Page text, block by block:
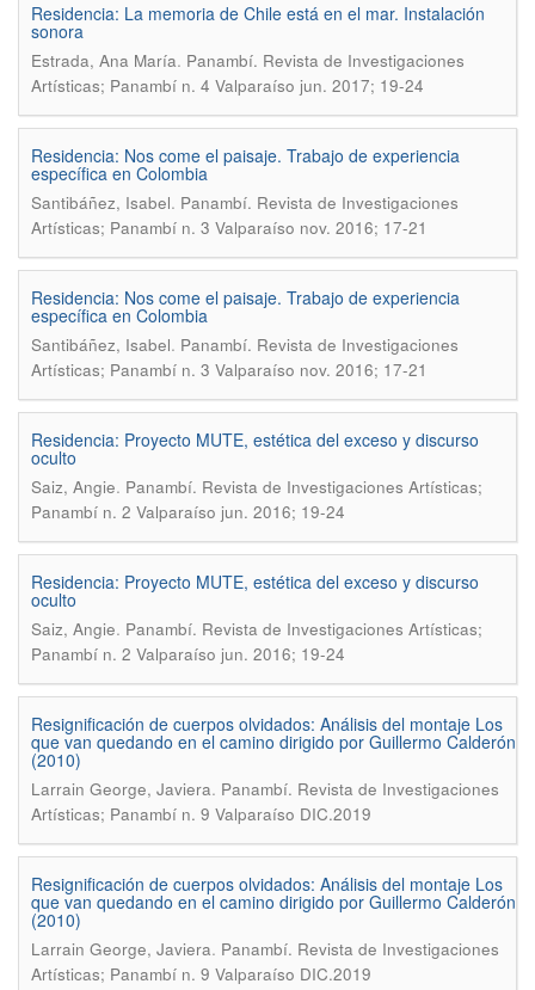
Residencia: La memoria de Chile está en el mar. Instalación
sonora
Estrada, Ana María. Panambí. Revista de Investigaciones
Artísticas; Panambí n. 4 Valparaíso jun. 2017; 19-24
Residencia: Nos come el paisaje. Trabajo de experiencia
específica en Colombia
Santibáñez, Isabel. Panambí. Revista de Investigaciones
Artísticas; Panambí n. 3 Valparaíso nov. 2016; 17-21
Residencia: Nos come el paisaje. Trabajo de experiencia
específica en Colombia
Santibáñez, Isabel. Panambí. Revista de Investigaciones
Artísticas; Panambí n. 3 Valparaíso nov. 2016; 17-21
Residencia: Proyecto MUTE, estética del exceso y discurso
oculto
Saiz, Angie. Panambí. Revista de Investigaciones Artísticas;
Panambí n. 2 Valparaíso jun. 2016; 19-24
Residencia: Proyecto MUTE, estética del exceso y discurso
oculto
Saiz, Angie. Panambí. Revista de Investigaciones Artísticas;
Panambí n. 2 Valparaíso jun. 2016; 19-24
Resignificación de cuerpos olvidados: Análisis del montaje Los
que van quedando en el camino dirigido por Guillermo Calderón
(2010)
Larrain George, Javiera. Panambí. Revista de Investigaciones
Artísticas; Panambí n. 9 Valparaíso DIC.2019
Resignificación de cuerpos olvidados: Análisis del montaje Los
que van quedando en el camino dirigido por Guillermo Calderón
(2010)
Larrain George, Javiera. Panambí. Revista de Investigaciones
Artísticas; Panambí n. 9 Valparaíso DIC.2019